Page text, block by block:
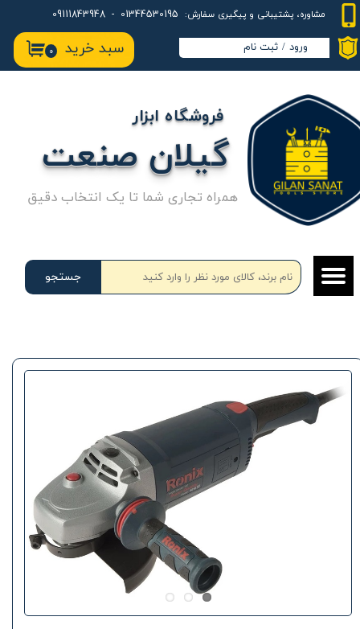
مشاوره، پشتیبانی و پیگیری سفارش:
۰ سبد خرید ورود / ثبت نام
حساب کاربری من
تغییر گذر واژه
سفارشات
خروج از حساب کاربری
جستجو
گیلان صنعت
فروشگاه ابزار
همراه تجاری شما تا یک انتخاب دقیق